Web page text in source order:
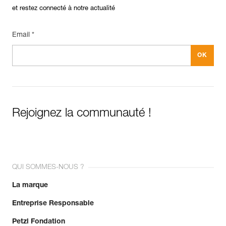
et restez connecté à notre actualité
Email *
Rejoignez la communauté !
QUI SOMMES-NOUS ?
La marque
Entreprise Responsable
Petzl Fondation